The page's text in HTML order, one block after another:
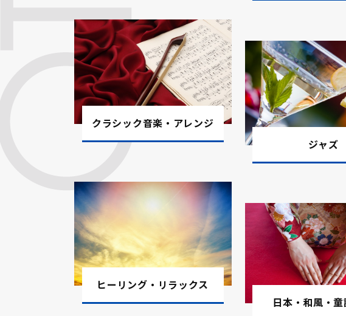
2024.05.29
【特別セール】5/29～5/31の3日間限定、全曲50%オ
中！
2024.05.01
新曲追加しました。ジャズやソロピアノ等、幅広い
そうな12曲です。新曲一覧はこちら。
2024.04.01
新曲追加しました。生音多めなボサノバテイスト感
2024.02.26 新曲追加しました。アンビエントミュージック10曲
2024.01.22
新曲追加しました。ディスコ黄金期のダンスチュー
2023.09.29 新曲追加しました。ハロウィン向け13曲です。新曲
2023.08.28
新曲追加しました。リズミカルなダンスポップス15
クラシック音楽・アレンジ
ジャズ
ヒーリング・リラックス
日本・和風・